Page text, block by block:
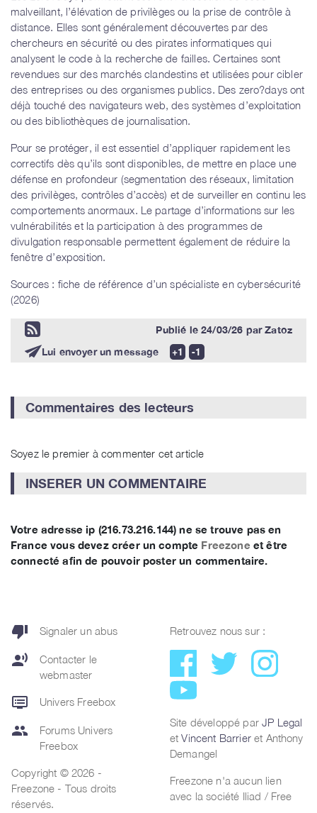
malveillant, l’élévation de privilèges ou la prise de contrôle à
distance. Elles sont généralement découvertes par des
chercheurs en sécurité ou des pirates informatiques qui
analysent le code à la recherche de failles. Certaines sont
revendues sur des marchés clandestins et utilisées pour cibler
des entreprises ou des organismes publics. Des zero?days ont
déjà touché des navigateurs web, des systèmes d’exploitation
ou des bibliothèques de journalisation.
Pour se protéger, il est essentiel d’appliquer rapidement les
correctifs dès qu’ils sont disponibles, de mettre en place une
défense en profondeur (segmentation des réseaux, limitation
des privilèges, contrôles d’accès) et de surveiller en continu les
comportements anormaux. Le partage d’informations sur les
vulnérabilités et la participation à des programmes de
divulgation responsable permettent également de réduire la
fenêtre d’exposition.
Sources : fiche de référence d’un spécialiste en cybersécurité
(2026)
Publié le24/03/26 parZatoz
Lui envoyer un message
Commentaires des lecteurs
Soyez le premier à commenter cet article
INSERER UN COMMENTAIRE
Votre adresse ip (216.73.216.144) ne se trouve pas en
France vous devez créer un compte Freezone et être
connecté afin de pouvoir poster un commentaire.
thumb_down Signaler un abus
record_voice_over
Contacter le
webmaster
dvr Univers Freebox
group
Forums Univers
Freebox
Copyright © 2026 -
Freezone - Tous droits
réservés.
Retrouvez nous sur :
Site développé parJP Legal
etVincent Barrieret Anthony
Demangel
Freezone n'a aucun lien
avec la société Iliad / Free